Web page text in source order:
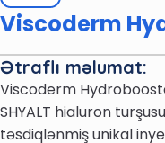
Viscoderm
Ətraflı məlumat:
Viscoderm
SHYALT hialuron
təsdiqlənmiş unikal